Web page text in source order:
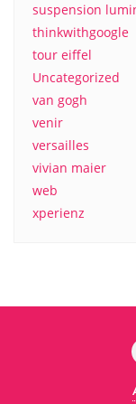
suspension
thinkwithgoogle
tour eiffel
Uncategorized
van gogh
venir
versailles
vivian maier
web
xperienz